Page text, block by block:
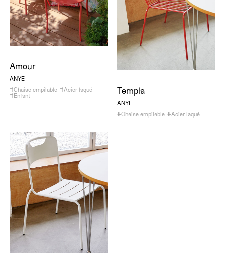
Amour
ANYE
#Chaise empilable #Acier laqué
#Enfant
Templa
ANYE
#Chaise empilable #Acier laqué